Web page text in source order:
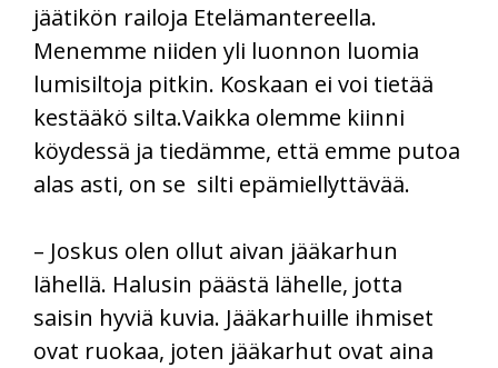
jäätikön railoja Etelämantereella.
Menemme niiden yli luonnon luomia
lumisiltoja pitkin. Koskaan ei voi tietää
kestääkö silta.Vaikka olemme kiinni
köydessä ja tiedämme, että emme putoa
alas asti, on se silti epämiellyttävää.
– Joskus olen ollut aivan jääkarhun
lähellä. Halusin päästä lähelle, jotta
saisin hyviä kuvia. Jääkarhuille ihmiset
ovat ruokaa, joten jääkarhut ovat aina